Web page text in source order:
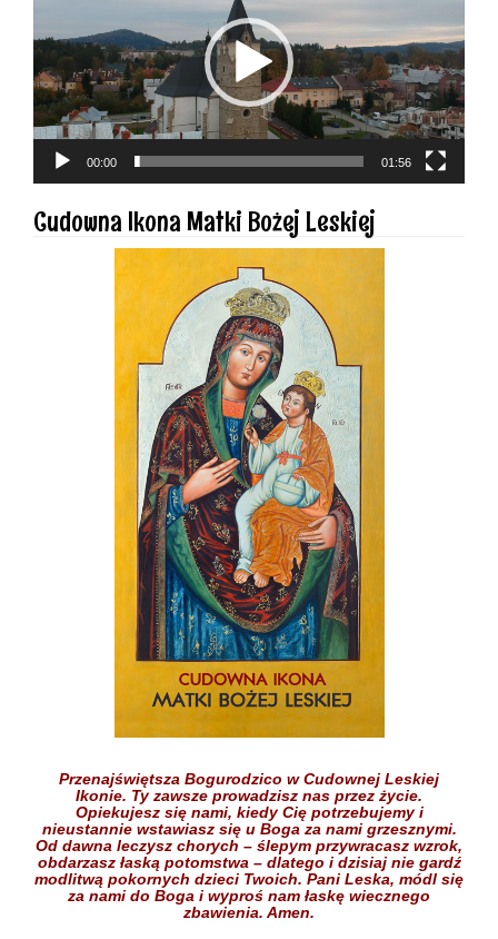
00:00 01:56
Cudowna Ikona Matki Bożej Leskiej
Przenajświętsza Bogurodzico w Cudownej Leskiej
Ikonie. Ty zawsze prowadzisz nas przez życie.
Opiekujesz się nami, kiedy Cię potrzebujemyi
nieustannie wstawiasz się u Boga za nami grzesznymi.
Od dawna leczysz chorych – ślepym przywracasz wzrok,
obdarzasz łaską potomstwa – dlatego i dzisiaj nie gardź
modlitwą pokornych dzieci Twoich. Pani Leska, módl się
za nami do Boga i wyproś nam łaskę wiecznego
zbawienia. Amen.